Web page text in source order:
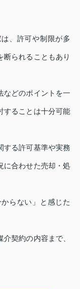
、許可や制限が多
断られることもあり
などのポイントを一
することは十分可能
する許可基準や実務
に合わせた売却・処
らない」と感じた
契約の内容まで、